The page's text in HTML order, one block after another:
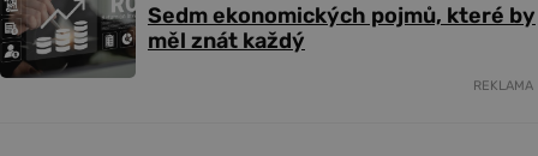
Sedm ekonomických pojmů, které by
měl znát každý
REKLAMA